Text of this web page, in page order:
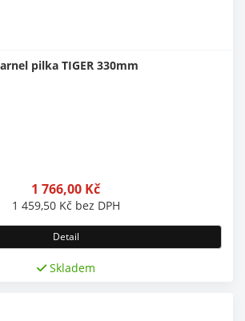
pilka TIGER 330mm
1 766,00 Kč
1 459,50 Kč bez DPH
Detail
Skladem